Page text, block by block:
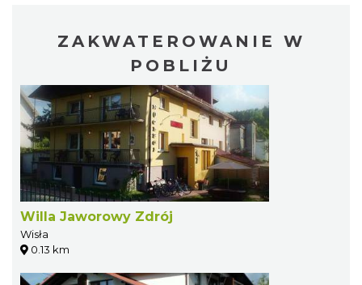
ZAKWATEROWANIE W
POBLIŻU
Willa Jaworowy Zdrój
Wisła
0.13 km